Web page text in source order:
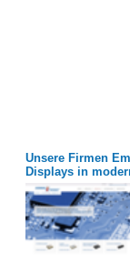
Unsere Firmen
Displays in